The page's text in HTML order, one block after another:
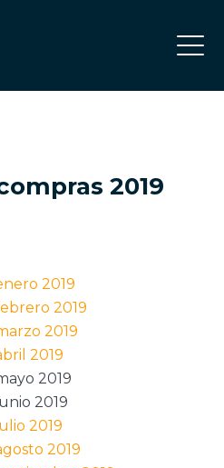
2019
2019
2019
2019
2019
2019
2019
2019
2019